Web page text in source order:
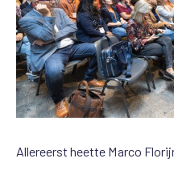
Allereerst heette Marco